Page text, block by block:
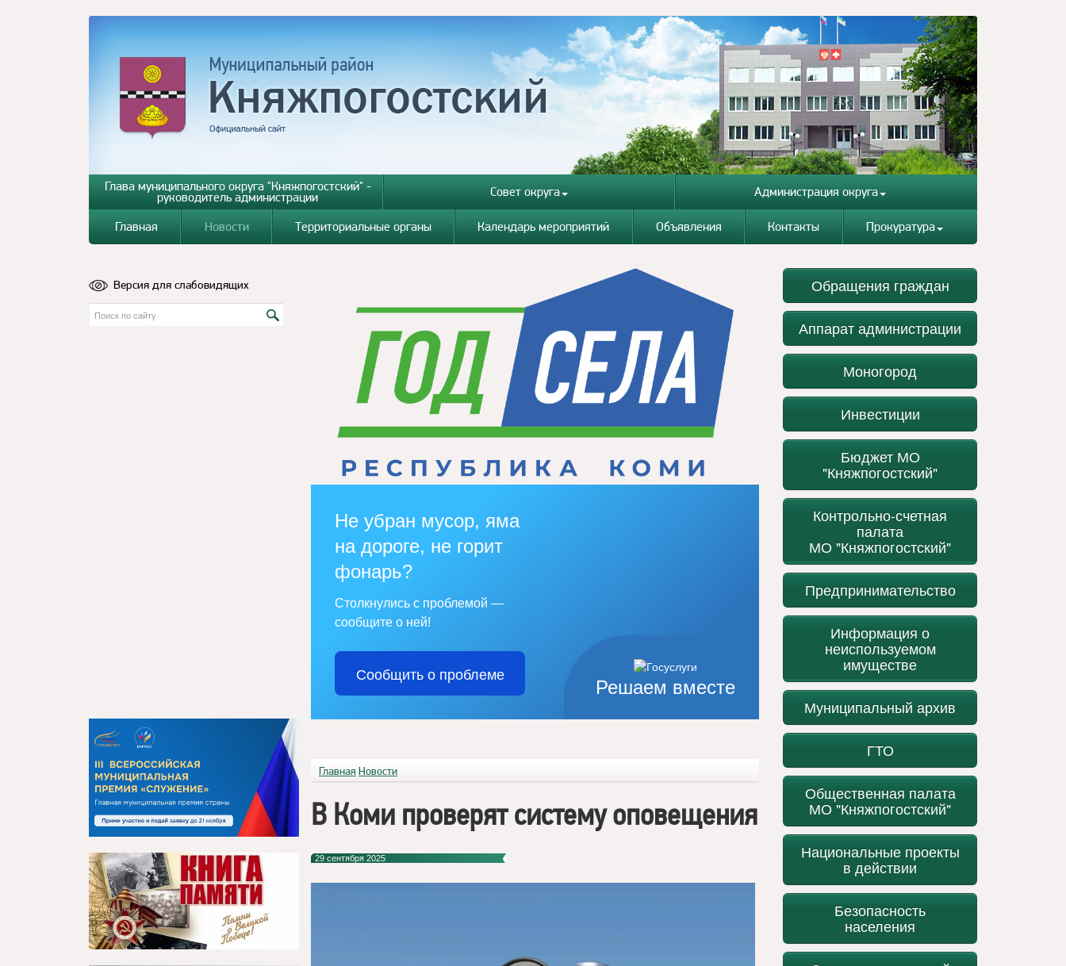
Глава муниципального округа "Княжпогостский" -
руководитель администрации Совет округа Администрация округа
Главная Новости Территориальные органы Календарь мероприятий Объявления Контакты Прокуратура
Версия для слабовидящих
Решаем вместе
Не убран мусор, яма
на дороге, не горит
фонарь?
Столкнулись с проблемой —
сообщите о ней!
Сообщить о проблеме
Главная Новости
В Коми проверят систему оповещения
29 сентября 2025
Обращения граждан
Аппарат администрации
Моногород
Инвестиции
Бюджет МО
"Княжпогостский"
Контрольно-счетная
палата
МО "Княжпогостский"
Предпринимательство
Информация о
неиспользуемом
имуществе
Муниципальный архив
ГТО
Общественная палата
МО "Княжпогостский"
Национальные проекты
в действии
Безопасность
населения